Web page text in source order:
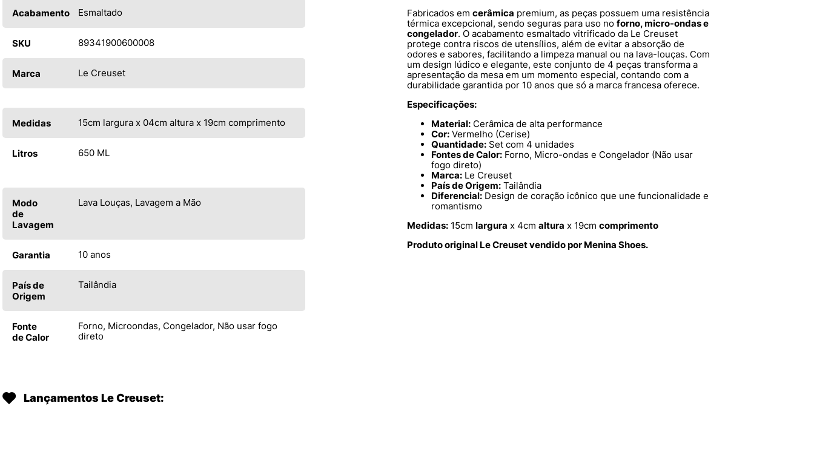
Acabamento Esmaltado
SKU 89341900600008
Marca Le Creuset
Medidas 15cm largura x 04cm altura x 19cm comprimento
Litros 650 ML
Modo
de
Lavagem
Lava Louças, Lavagem a Mão
Garantia 10 anos
País de
Origem
Tailândia
Fonte
de Calor
Forno, Microondas, Congelador, Não usar fogo
direto
Fabricados em cerâmica premium, as peças possuem uma resistência
térmica excepcional, sendo seguras para uso no forno, micro-ondas e
congelador. O acabamento esmaltado vitrificado da Le Creuset
protege contra riscos de utensílios, além de evitar a absorção de
odores e sabores, facilitando a limpeza manual ou na lava-louças. Com
um design lúdico e elegante, este conjunto de 4 peças transforma a
apresentação da mesa em um momento especial, contando com a
durabilidade garantida por 10 anos que só a marca francesa oferece.
Especificações:
Material: Cerâmica de alta performance
Cor: Vermelho (Cerise)
Quantidade: Set com 4 unidades
Fontes de Calor: Forno, Micro-ondas e Congelador (Não usar
fogo direto)
Marca: Le Creuset
País de Origem: Tailândia
Diferencial: Design de coração icônico que une funcionalidade e
romantismo
Medidas: 15cm largura x 4cm altura x 19cm comprimento
Produto original Le Creuset vendido por Menina Shoes.
Lançamentos Le Creuset: